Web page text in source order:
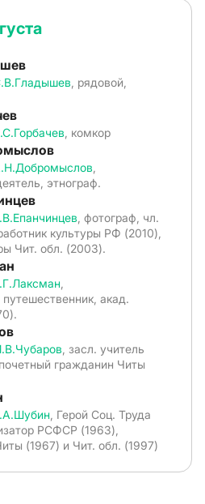
, рядовой,
, комкор
этнограф.
, фотограф, чл.
культуры РФ (2010),
Чит. обл. (2003).
акад.
, засл. учитель
гражданин Читы
, Герой Соц. Труда
РСФСР (1963),
(1967) и Чит. обл. (1997)